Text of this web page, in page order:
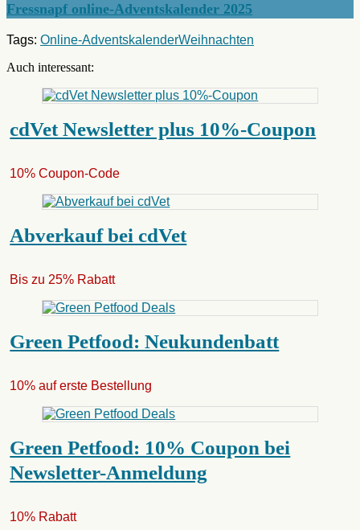
Fressnapf online-Adventskalender 2025
Tags: Online-AdventskalenderWeihnachten
Auch interessant:
cdVet Newsletter plus 10%-Coupon
10% Coupon-Code
Abverkauf bei cdVet
Bis zu 25% Rabatt
Green Petfood: Neukundenbatt
10% auf erste Bestellung
Green Petfood: 10% Coupon bei
Newsletter-Anmeldung
10% Rabatt